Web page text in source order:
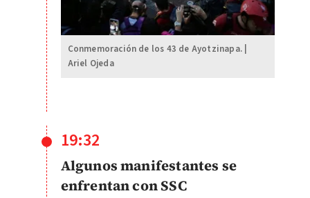
Conmemoración de los 43 de Ayotzinapa. |
Ariel Ojeda
19:32
Algunos manifestantes se
enfrentan con SSC